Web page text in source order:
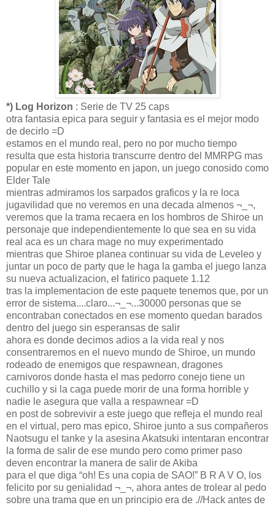
*) Log Horizon : Serie de TV 25 caps
otra fantasia epica para seguir y fantasia es el mejor modo
de decirlo =D
estamos en el mundo real, pero no por mucho tiempo
resulta que esta historia transcurre dentro del MMRPG mas
popular en este momento en japon, un juego conosido como
Elder Tale
mientras admiramos los sarpados graficos y la re loca
jugavilidad que no veremos en una decada almenos ¬_¬,
veremos que la trama recaera en los hombros de Shiroe un
personaje que independientemente lo que sea en su vida
real aca es un chara mage no muy experimentado
mientras que Shiroe planea continuar su vida de Leveleo y
juntar un poco de party que le haga la gamba el juego lanza
su nueva actualizacion, el fatirico paquete 1.12
tras la implementacion de este paquete tenemos que, por un
error de sistema....claro...¬_¬...30000 personas que se
encontraban conectados en ese momento quedan barados
dentro del juego sin esperansas de salir
ahora es donde decimos adios a la vida real y nos
consentraremos en el nuevo mundo de Shiroe, un mundo
rodeado de enemigos que respawnean, dragones
carnivoros donde hasta el mas pedorro conejo tiene un
cuchillo y si la caga puede morir de una forma horrible y
nadie le asegura que valla a respawnear =D
en post de sobrevivir a este juego que refleja el mundo real
en el virtual, pero mas epico, Shiroe junto a sus compañeros
Naotsugu el tanke y la asesina Akatsuki intentaran encontrar
la forma de salir de ese mundo pero como primer paso
deven encontrar la manera de salir de Akiba
para el que diga “oh! Es una copia de SAO!” B R A V O, los
felicito por su genialidad ¬_¬, ahora antes de trolear al pedo
sobre una trama que en un principio era de .//Hack antes de